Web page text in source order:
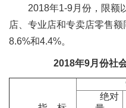
2018年1-9月份，限额
店、专业店和专卖店零售额
8.6%和4.4%。
2018年9月份社
绝对